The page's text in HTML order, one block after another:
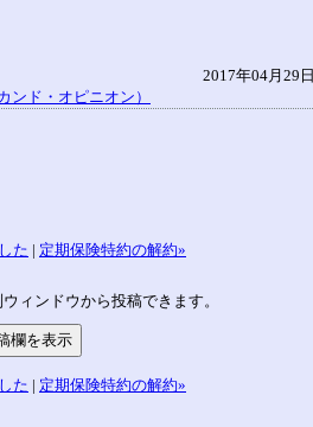
2017年04月29日
ンド・オピニオン）
た | 定期保険特約の解約»
ィンドウから投稿できます。
た | 定期保険特約の解約»